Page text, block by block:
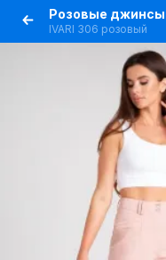
IVARI 306 розовый